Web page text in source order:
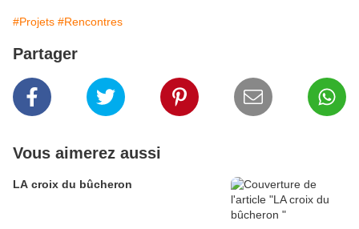
#Projets #Rencontres
Partager
Vous aimerez aussi
LA croix du bûcheron